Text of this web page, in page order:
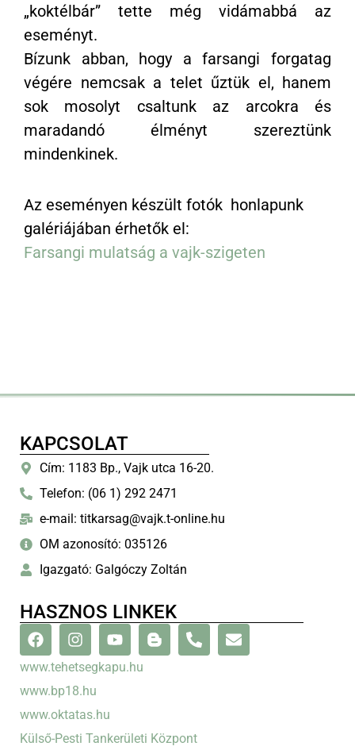
„koktélbár” tette még vidámabbá az
eseményt.
Bízunk abban, hogy a farsangi forgatag
végére nemcsak a telet űztük el, hanem
sok mosolyt csaltunk az arcokra és
maradandó élményt szereztünk
mindenkinek.
Az eseményen készült fotók honlapunk
galériájában érhetők el:
Farsangi mulatság a vajk-szigeten
KAPCSOLAT
Cím: 1183 Bp., Vajk utca 16-20.
Telefon: (06 1) 292 2471
e-mail: titkarsag@vajk.t-online.hu
OM azonosító: 035126
Igazgató: Galgóczy Zoltán
HASZNOS LINKEK
www.tehetsegkapu.hu
www.bp18.hu
www.oktatas.hu
Külső-Pesti Tankerületi Központ